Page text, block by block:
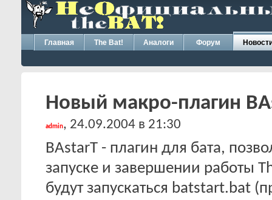
Главная The Bat! Аналоги Форум
Новый макро-плагин
admin, 24.09.2004 в 21:30
BAstarT - плагин для бата,
запуске и завершении работы
будут запускаться batstart.bat